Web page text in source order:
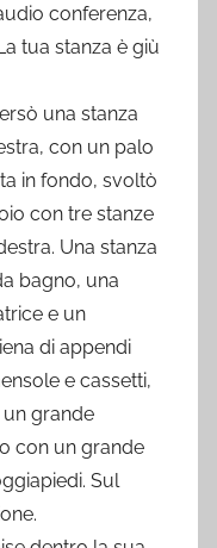
conferenza,
tua stanza è giù
una stanza
con un palo
in fondo, svoltò
con tre stanze
Una stanza
bagno, una
e un
di appendi
e cassetti,
grande
con un grande
Sul